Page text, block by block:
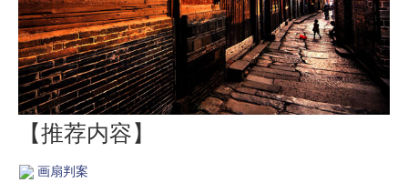
【推荐内容】
画扇判案